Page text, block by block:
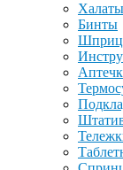
Халаты
Бинты